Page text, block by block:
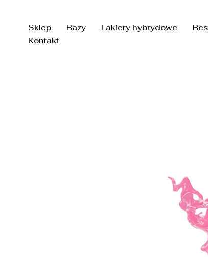
Sklep Bazy Lakiery hybrydowe
Kontakt